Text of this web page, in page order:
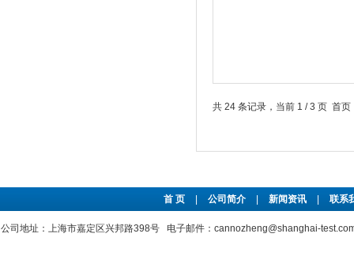
共 24 条记录，当前 1 / 3 页 首
首 页 公司简介 新闻资讯 联系
公司地址：上海市嘉定区兴邦路398号 电子邮件：cannozheng@shanghai-